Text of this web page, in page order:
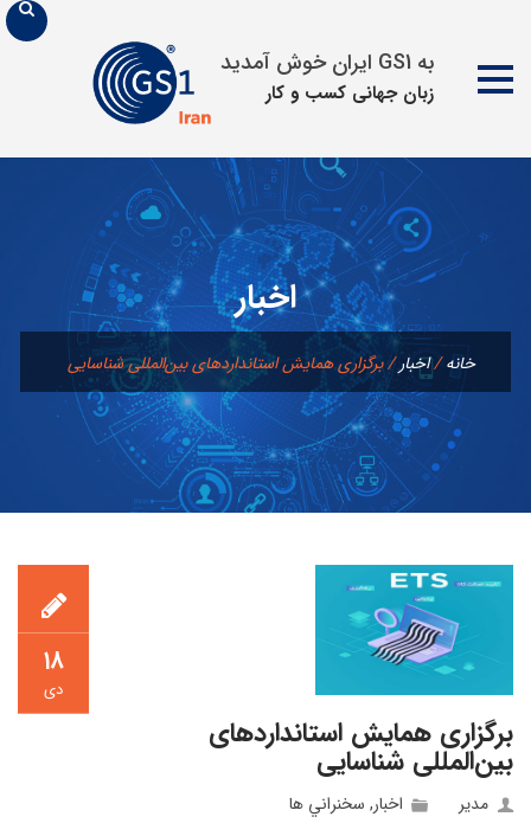
به GS1 ایران خوش آمدید
زبان جهانی كسب و كار
محتوا
اخبار
خانه/اخبار/برگزاری همایش استاندارد‌‌های بین‌المللی شناسایی
۱۸
دی
برگزاری همایش استاندارد‌‌های
بین‌المللی شناسایی
مدیر اخبار, سخنراني ها